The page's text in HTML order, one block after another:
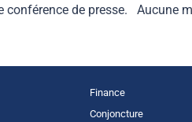
conférence de presse. Aucune
Finance
Conjoncture